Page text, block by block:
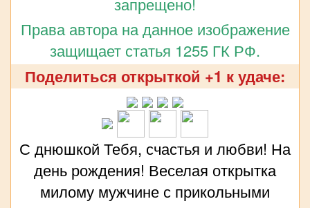
Права автора на данное изображение
защищает статья 1255 ГК РФ.
Поделиться открыткой +1 к удаче:
С днюшкой Тебя, счастья и любви! На
день рождения! Веселая открытка
милому мужчине с прикольными